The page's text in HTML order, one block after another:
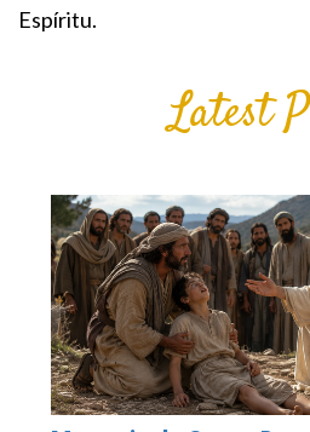
Espíritu.
Latest